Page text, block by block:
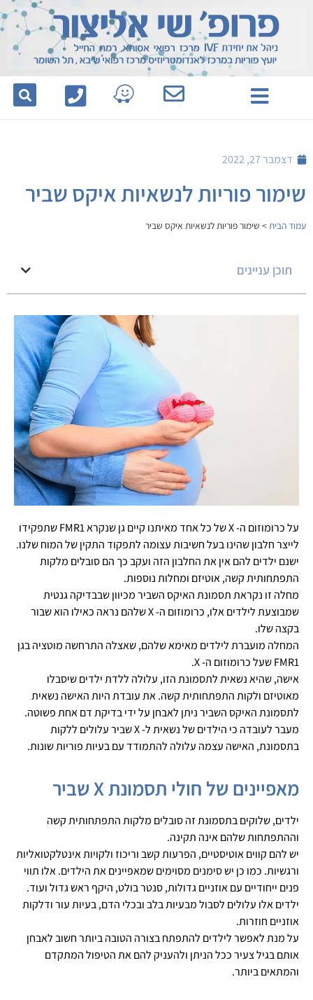
דצמבר 27, 2022
שימור פוריות לנשאיות איקס שביר
עמוד הבית> שימור פוריות לנשאיות איקס שביר
תוכן עניינים
על כרומוזום ה- X של כל אחד מאיתנו קיים גן שנקרא FMR1 שתפקידו
לייצר חלבון שהינו בעל חשיבות עצומה לתפקוד התקין של המוח שלנו.
ישנם ילדים להם אין את החלבון הזה ועקב כך הם סובלים מלקות
התפתחותית קשה, אוטיזם ומחלות נוספות.
מחלה זו נקראת תסמונת האיקס השביר מכיוון שבבדיקה גנטית
שמבוצעת לילדים אלו, כרומוזום ה- X שלהם נראה כאילו הוא שבור
בקצה שלו.
המחלה מועברת לילדים מאימא שלהם, שאצלה התרחשה מוטציה בגן
FMR1 שעל כרומוזום ה- X.
אישה, שהיא נשאית לתסמונת הזו, עלולה ללדת ילדים שיסבלו
מאוטיזם ולקות התפתחותית קשה. את עובדת היות האישה נשאית
לתסמונת האיקס השביר ניתן לאבחן על ידי בדיקת דם אחת פשוטה.
מעבר לעובדה כי הילדים של נשאית ל- X שביר עלולים ללקות
בתסמונת, האישה עצמה עלולה להתמודד עם בעיות פוריות שונות.
מאפיינים של חולי תסמונת X שביר
ילדים, שלוקים בתסמונת זה סובלים מלקות התפתחותית קשה
וההתפתחות שלהם אינה תקינה.
יש להם קווים אוטיסטיים, הפרעות קשב וריכוז ולקויות אינטלקטואליות
ורגשיות. כמו כן יש סימנים מסוימים שמאפיינים את הילדים. אלו תווי
פנים ייחודיים עם אוזניים גדולות, סנטר בולט, היקף ראש גדול ועוד.
ילדים אלו עלולים לסבול מבעיות בלב ובכלי הדם, בעיות עור ודלקות
אוזניים חוזרות.
על מנת לאפשר לילדים להתפתח בצורה הטובה ביותר חשוב לאבחן
אותם בגיל צעיר ככל הניתן ולהעניק להם את הטיפול המתקדם
והמתאים ביותר.